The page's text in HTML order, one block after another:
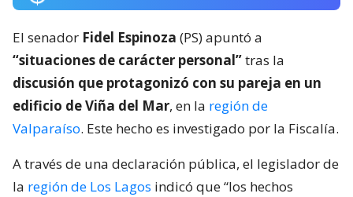
El senador Fidel Espinoza (PS) apuntó a
“situaciones de carácter personal”tras la
discusión que protagonizó con su pareja en un
edificio de Viña del Mar, en la región de
Valparaíso. Este hecho es investigado por la Fiscalía.
A través de una declaración pública, el legislador de
la región de Los Lagos indicó que “los hechos